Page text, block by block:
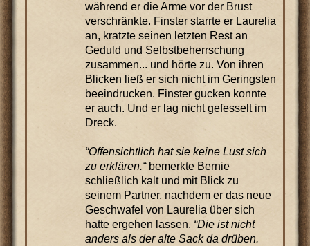
während er die Arme vor der Brust
verschränkte. Finster starrte er Laurelia
an, kratzte seinen letzten Rest an
Geduld und Selbstbeherrschung
zusammen... und hörte zu. Von ihren
Blicken ließ er sich nicht im Geringsten
beeindrucken. Finster gucken konnte
er auch. Und er lag nicht gefesselt im
Dreck.
“Offensichtlich hat sie keine Lust sich
zu erklären.“bemerkte Bernie
schließlich kalt und mit Blick zu
seinem Partner, nachdem er das neue
Geschwafel von Laurelia über sich
hatte ergehen lassen. “Die ist nicht
anders als der alte Sack da drüben.